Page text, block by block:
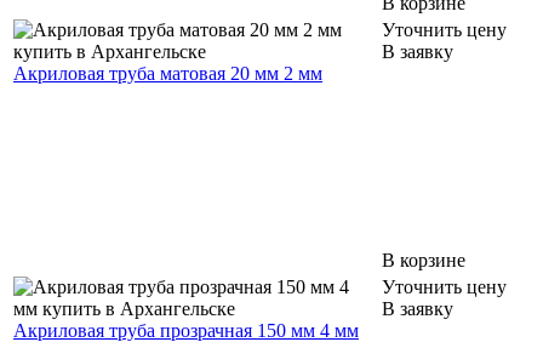
Акриловая труба матовая 20 мм 2 мм
Уточнить цену
В заявку
В корзине
Акриловая труба прозрачная 150 мм 4 мм
Уточнить цену
В заявку